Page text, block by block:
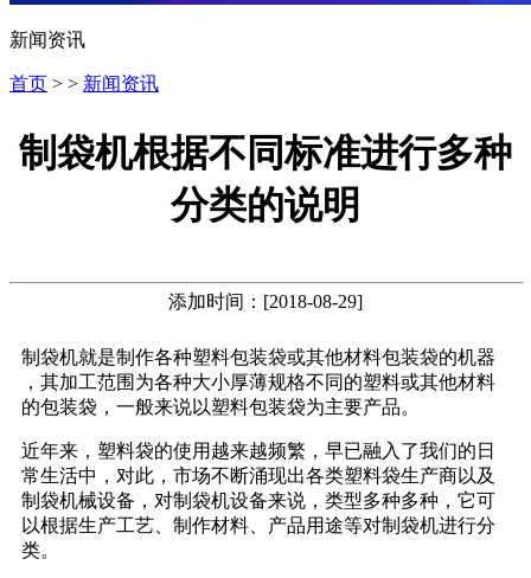
新闻资讯
首页 > > 新闻资讯
制袋机根据不同标准进行多种
分类的说明
添加时间：[2018-08-29]
制袋机就是制作各种塑料包装袋或其他材料包装袋的机器
，其加工范围为各种大小厚薄规格不同的塑料或其他材料
的包装袋，一般来说以塑料包装袋为主要产品。
近年来，塑料袋的使用越来越频繁，早已融入了我们的日
常生活中，对此，市场不断涌现出各类塑料袋生产商以及
制袋机械设备，对制袋机设备来说，类型多种多种，它可
以根据生产工艺、制作材料、产品用途等对制袋机进行分
类。